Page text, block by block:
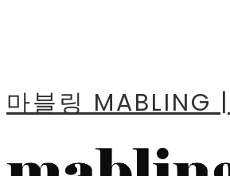
마블링 MABLING